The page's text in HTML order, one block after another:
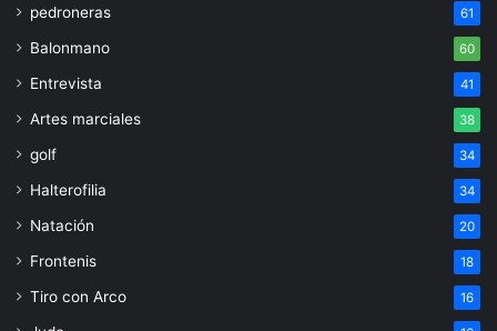
pedroneras 61
Balonmano 60
Entrevista 41
Artes marciales 38
golf 34
Halterofilia 34
Natación 20
Frontenis 18
Tiro con Arco 16